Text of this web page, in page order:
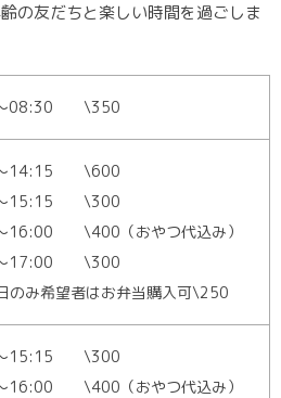
の友だちと楽しい時間を過ごしま
08:30 \350
14:15 \600
15:15 \300
16:00 \400（おやつ代込み）
17:00 \300
のみ希望者はお弁当購入可\250
15:15 \300
16:00 \400（おやつ代込み）